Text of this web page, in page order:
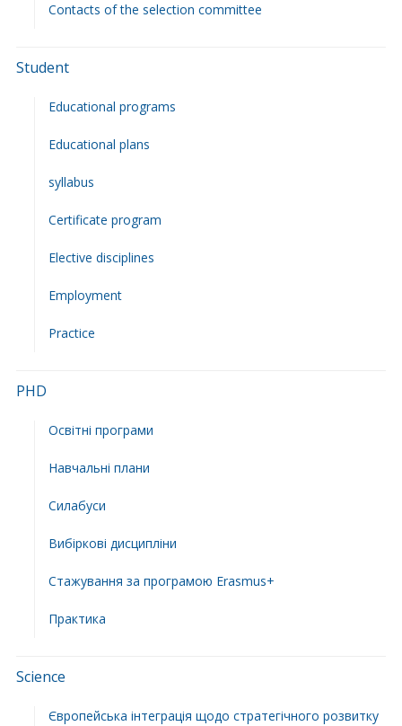
Contacts of the selection committee
Student
Educational programs
Educational plans
syllabus
Сertificate program
Elective disciplines
Employment
Practice
PHD
Освітні програми
Навчальні плани
Силабуси
Вибіркові дисципліни
Стажування за програмою Erasmus+
Практика
Science
Європейська інтеграція щодо стратегічного розвитку